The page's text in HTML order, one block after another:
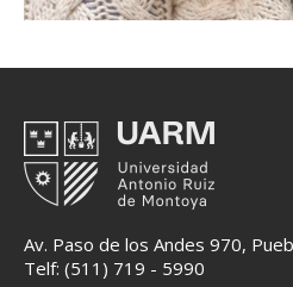
Av. Paso de los Andes 970,
Telf: (511) 719 - 5990